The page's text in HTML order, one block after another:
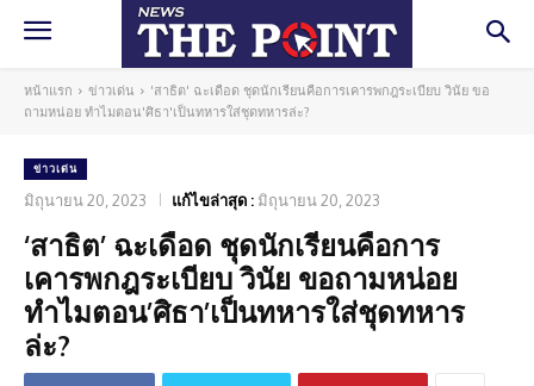
หน้าแรก ข่าวเด่น
'สาธิต' ฉะเดือด ชุดนักเรียนคือการเคารพกฎระเบียบ วินัย ขอ
ถามหน่อย ทำไมตอน'ศิธา'เป็นทหารใส่ชุดทหารล่ะ?
ข่าวเด่น
มิถุนายน 20, 2023 แก้ไขล่าสุด : มิถุนายน 20, 2023
‘สาธิต’ ฉะเดือด ชุดนักเรียนคือการ
เคารพกฎระเบียบ วินัย ขอถามหน่อย
ทำไมตอน’ศิธา’เป็นทหารใส่ชุดทหาร
ล่ะ?